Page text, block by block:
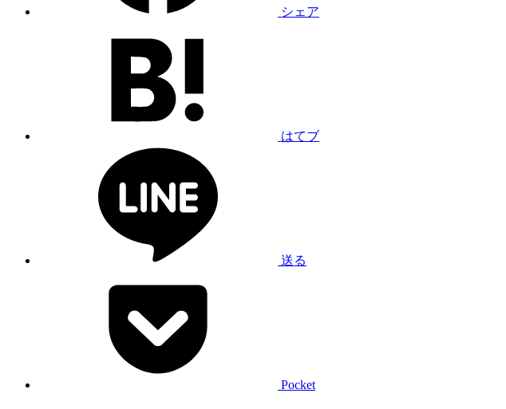
シェア
はてブ
送る
Pocket